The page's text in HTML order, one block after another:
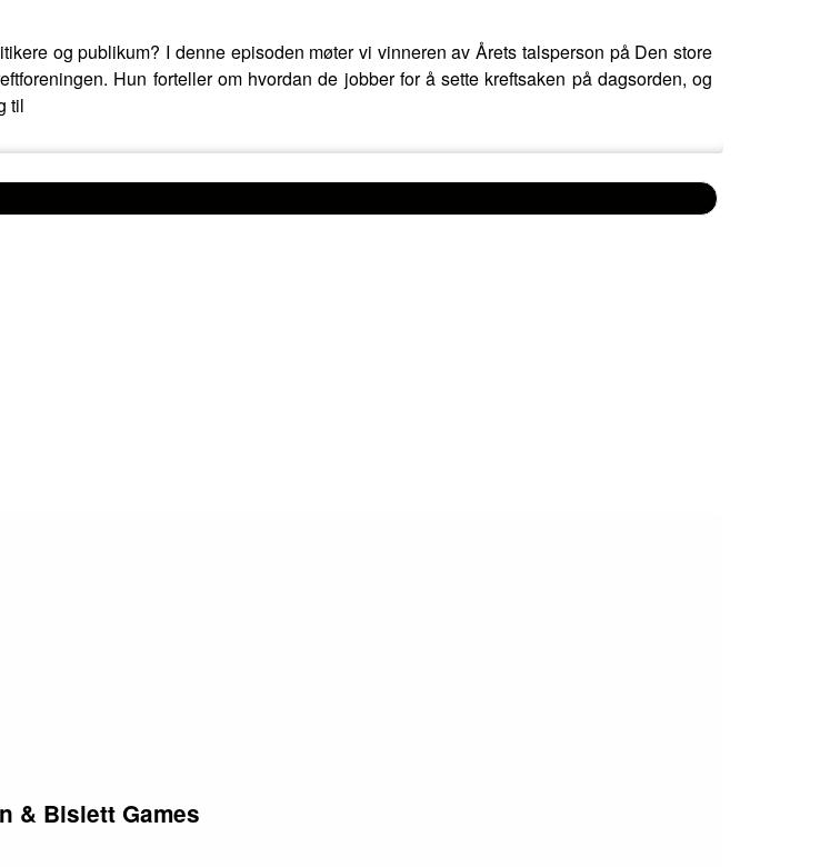
og publikum? I denne episoden møter vi vinneren av Årets talsperson på Den store
Hun forteller om hvordan de jobber for å sette kreftsaken på dagsorden, og
til
& Bislett Games